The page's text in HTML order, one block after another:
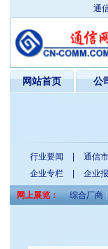
通
网站首页 公
行业要闻 通信
企业专栏
企业
网上展览： 综合厂商 |